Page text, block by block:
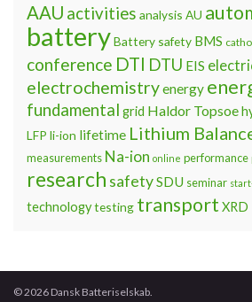
AAU activities analysis AU
batteryBattery safety BMS
conference DTI DTU EIS
electrochemistryenergy
fundamental grid Haldor Topsoe
LFP li-ion lifetime Lithium
measurements Na-ion online performance
research safetySDU seminar
technologytesting transport XRD
© 2026 Dansk Batteriselskab.